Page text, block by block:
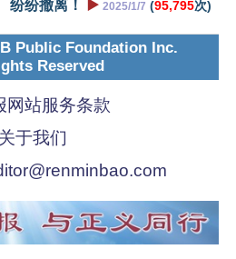
纷纷撤离！ ▶️ 2025/1/7 (95,795次)
Public Foundation Inc.
Reserved
网站服务条款
关于我们